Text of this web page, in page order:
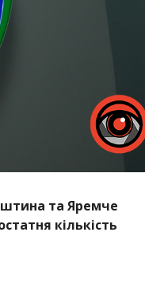
та Яремче
кількість